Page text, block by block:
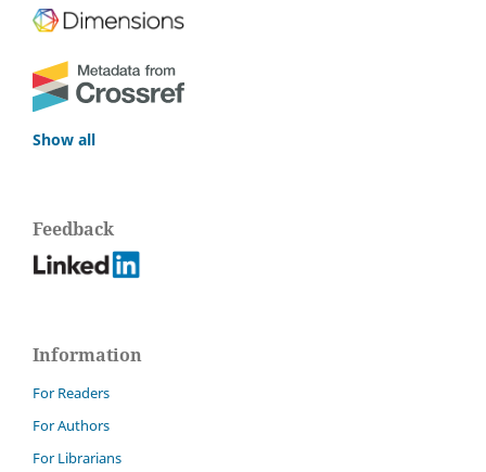
Show all
Feedback
Information
For Readers
For Authors
For Librarians